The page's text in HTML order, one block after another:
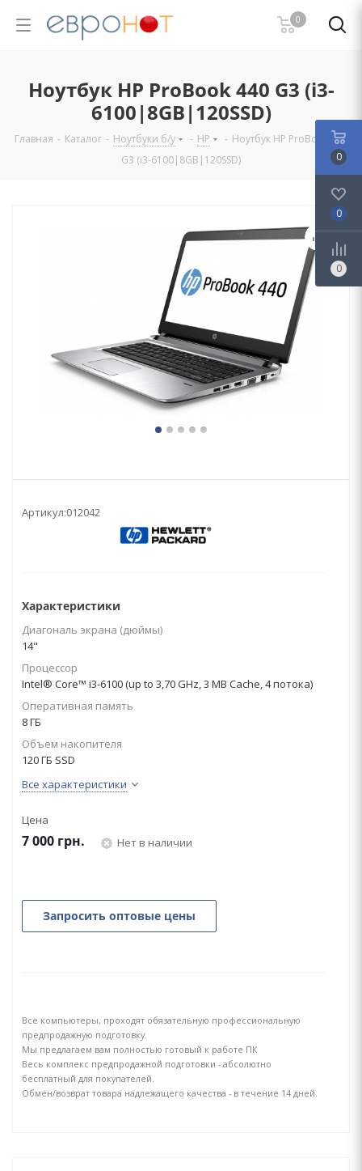
0
Ноутбук HP ProBook 440 G3 (i3-
6100|8GB|120SSD)
Главная - Каталог - Ноутбуки б/у - HP - Ноутбук HP ProBook 440
G3 (i3-6100|8GB|120SSD)
Артикул:012042
Характеристики
Диагональ экрана (дюймы)
14"
Процессор
Intel® Core™ i3-6100 (up to 3,70 GHz, 3 MB Cache, 4 потока)
Оперативная память
8 ГБ
Объем накопителя
120 ГБ SSD
Все характеристики
Цена
7 000 грн. Нет в наличии
Запросить оптовые цены
Все компьютеры, проходят обязательную профессиональную
предпродажную подготовку.
Мы предлагаем вам полностью готовый к работе ПК
Весь комплекс предпродажной подготовки - абсолютно
бесплатный для покупателей.
Обмен/возврат товара надлежащего качества - в течение 14 дней.
0
0
0